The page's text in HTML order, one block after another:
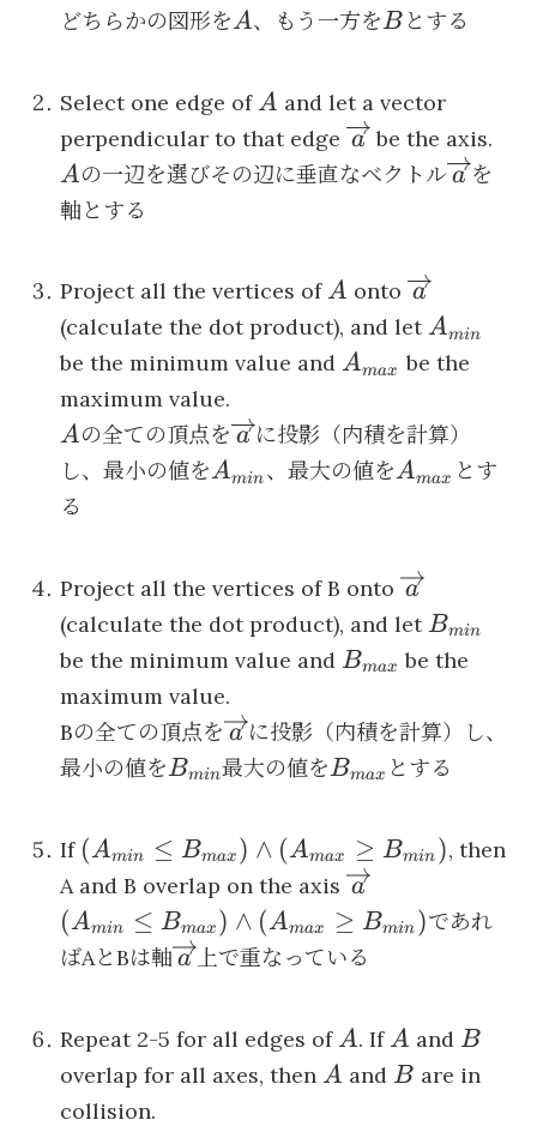
どちらかの図形をA
A、もう一方を B
B とする
Select one edge of A
A and let a vector
perpendicular to that edge a be the axis.
A
Aの一辺を選びその辺に垂直なベクトル a を
軸とする
Project all the vertices ofA
A onto a
(calculate the dot product), and letA_{min}
Amin
be the minimum value and A_{max}
Amax be the
maximum value.
A
Aの全ての頂点を\overrightarrow{a}
aに投影（内積を計算）
し、最小の値をA_{min}
Amin 、最大の値をA_{max}
Amax とす
る
Project all the vertices of B onto a
(calculate the dot product), and letB_{min}
Bmin
be the minimum value and B_{max}
Bmax be the
maximum value.
Bの全ての頂点を\overrightarrow{a}
aに投影（内積を計算）し、
最小の値をB_{min}
Bmin最大の値をB_{max}
Bmax とする
If (A_{min}
\leq
B_{max})
\wedge
(A_{max}
B_{min})
(Amin ≤ Bmax ) ∧ (Amax ≥ Bmin ), then
A and B overlap on the axis a
(A_{min}
\leq
(A_{max}
\geq
B_{min})
(Amin ≤ Bmax ) ∧ (Amax ≥ Bmin )であれ
ばAとBは軸\overrightarrow{a}
a上で重なっている
Repeat 2-5 for all edges of A
A. If A
A and B
B
overlap for all axes, then A
A and B
B are in
collision.